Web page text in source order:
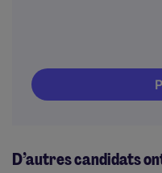
D’autres candidats